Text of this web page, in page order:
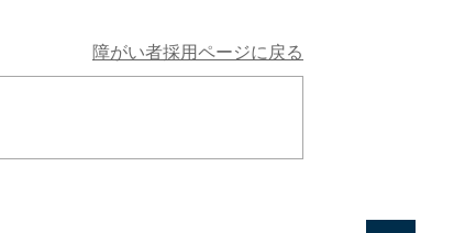
障がい者採用ページに戻る